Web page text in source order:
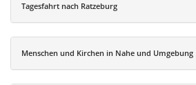
Tagesfahrt nach Ratzeburg
Menschen und Kirchen in Nahe und Umgebung